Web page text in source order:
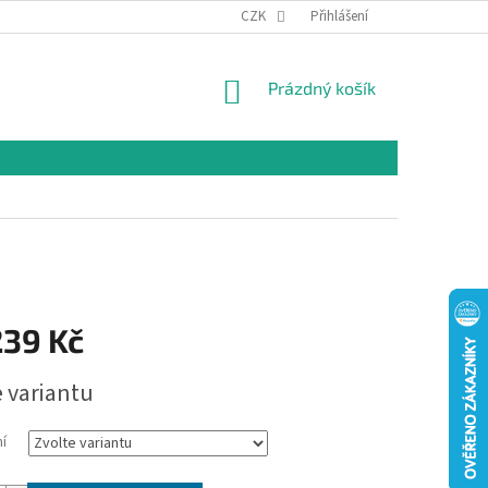
CZK Přihlášení
NÁKUPNÍ
Prázdný košík
Kč
variantu